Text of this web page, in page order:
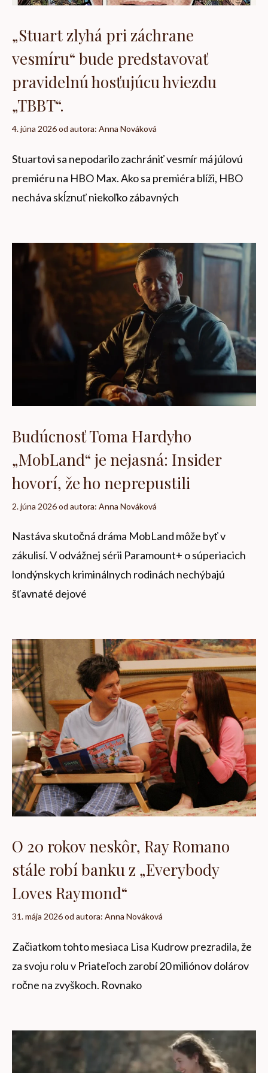
„Stuart zlyhá pri záchrane
vesmíru“ bude predstavovať
pravidelnú hosťujúcu hviezdu
„TBBT“.
4. júna 2026od autora: Anna Nováková
Stuartovi sa nepodarilo zachrániť vesmír má júlovú
premiéru na HBO Max. Ako sa premiéra blíži, HBO
necháva skĺznuť niekoľko zábavných
Budúcnosť Toma Hardyho
„MobLand“ je nejasná: Insider
hovorí, že ho neprepustili
2. júna 2026od autora: Anna Nováková
Nastáva skutočná dráma MobLand môže byť v
zákulisí. V odvážnej sérii Paramount+ o súperiacich
londýnskych kriminálnych rodinách nechýbajú
šťavnaté dejové
O 20 rokov neskôr, Ray Romano
stále robí banku z „Everybody
Loves Raymond“
31. mája 2026od autora: Anna Nováková
Začiatkom tohto mesiaca Lisa Kudrow prezradila, že
za svoju rolu v Priateľoch zarobí 20 miliónov dolárov
ročne na zvyškoch. Rovnako